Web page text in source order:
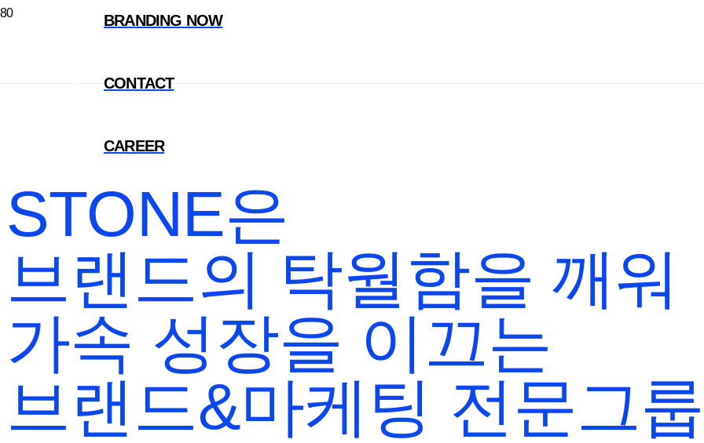
BRANDING NOW
CONTACT
CAREER
ABOUT
STONE은
브랜드의 탁월함을 깨워
가속 성장을 이끄는
브랜드&마케팅 전문그